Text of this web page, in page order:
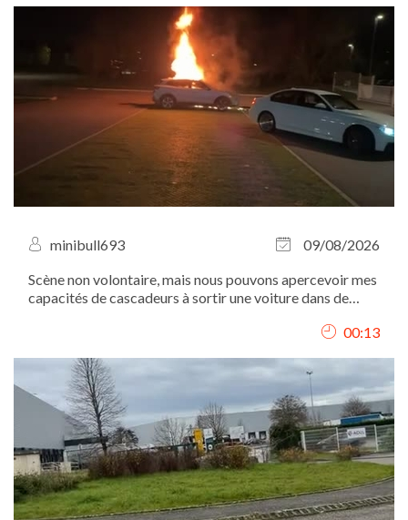
minibull693
09/08/2026
Scène non volontaire, mais nous pouvons apercevoir mes
capacités de cascadeurs à sortir une voiture dans de
00:13